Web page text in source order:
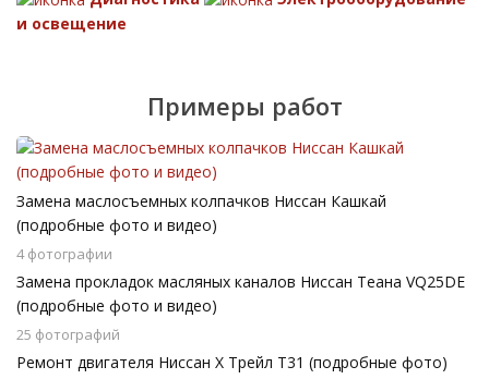
и освещение
Примеры работ
Замена маслосъемных колпачков Ниссан Кашкай
(подробные фото и видео)
4 фотографии
Замена прокладок масляных каналов Ниссан Теана VQ25DE
(подробные фото и видео)
25 фотографий
Ремонт двигателя Ниссан Х Трейл Т31 (подробные фото)